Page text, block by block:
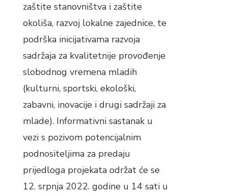
zaštite stanovništva i zaštite
okoliša, razvoj lokalne zajednice, te
podrška inicijativama razvoja
sadržaja za kvalitetnije provođenje
slobodnog vremena mladih
(kulturni, sportski, ekološki,
zabavni, inovacije i drugi sadržaji za
mlade). Informativni sastanak u
vezi s pozivom potencijalnim
podnositeljima za predaju
prijedloga projekata održat će se
12. srpnja 2022. godine u 14 sati u